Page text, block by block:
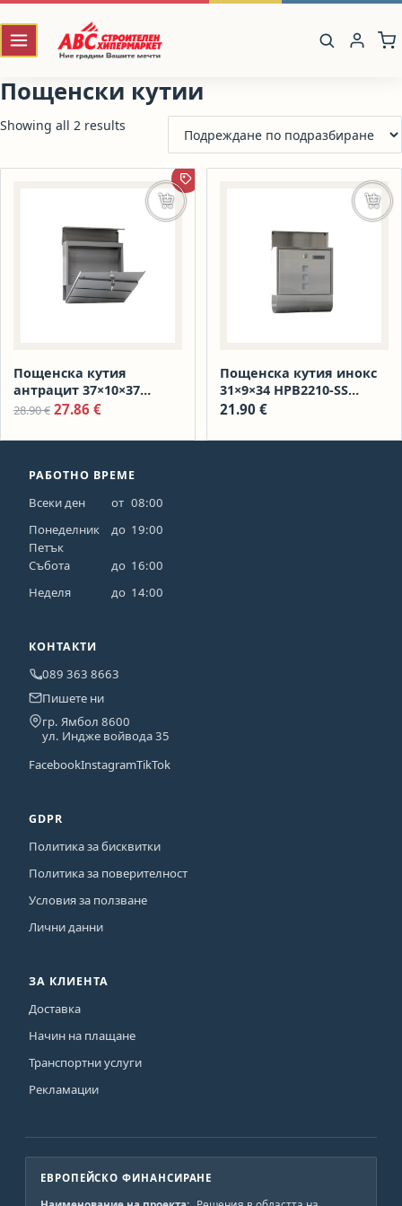
Пощенски кутии
Showing all 2 results
ПРОМОЦИЯ
Пощенска кутия
антрацит 37×10×37
HPB932-7 /141509
28.90€ Original price was: 28.90 €.
27.86 €Текущата цена е: 27.86 €.
Добавяне в количката
Пощенска кутия инокс
31×9×34 HPB2210-SS
141507
21.90 €
РАБОТНО ВРЕМЕ
Всеки ден от 08:00
Понеделник
до 19:00
Петък
Събота
до 16:00
Неделя
до 14:00
КОНТАКТИ
089 363 8663
Пишете ни
гр. Ямбол 8600
ул. Индже войвода 35
FacebookInstagramTikTok
GDPR
Политика за бисквитки
Политика за поверителност
Условия за ползване
Лични данни
ЗА КЛИЕНТА
Доставка
Начин на плащане
Транспортни услуги
Рекламации
ЕВРОПЕЙСКО ФИНАНСИРАНЕ